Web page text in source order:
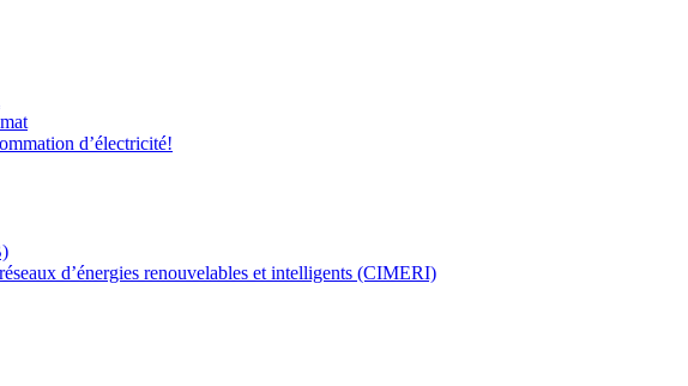
d’électricité!
d’énergies renouvelables et intelligents (CIMERI)